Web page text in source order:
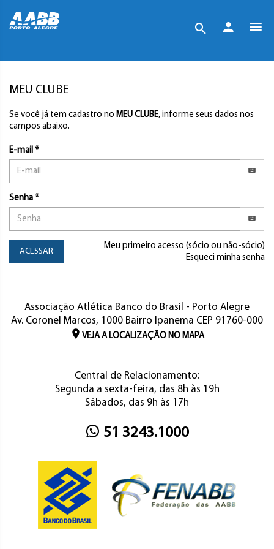
MEU CLUBE
Se você já tem cadastro no MEU CLUBE, informe seus dados nos
campos abaixo.
E-mail *
Senha *
ACESSAR
Meu primeiro acesso (sócio ou não-sócio)
Esqueci minha senha
Associação Atlética Banco do Brasil - Porto Alegre
Av. Coronel Marcos, 1000 Bairro Ipanema CEP 91760-000
VEJA A LOCALIZAÇÃO NO MAPA
Central de Relacionamento:
Segunda a sexta-feira, das 8h às 19h
Sábados, das 9h às 17h
51 3243.1000